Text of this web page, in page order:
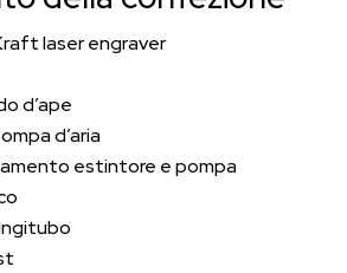
laser engraver
d’ape
d’aria
estintore e pompa